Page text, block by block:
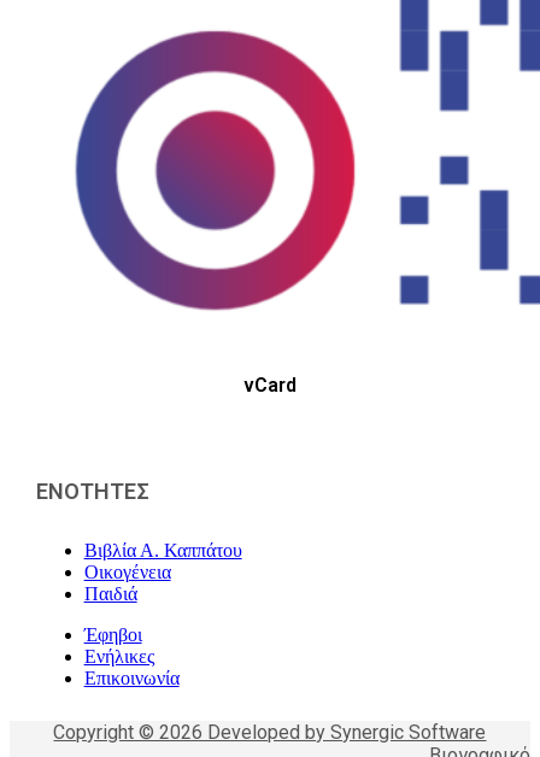
vCard
ΕΝΟΤΗΤΕΣ
Βιβλία Α. Καππάτου
Οικογένεια
Παιδιά
Έφηβοι
Ενήλικες
Επικοινωνία
Copyright © 2026 Developed by Synergic Software